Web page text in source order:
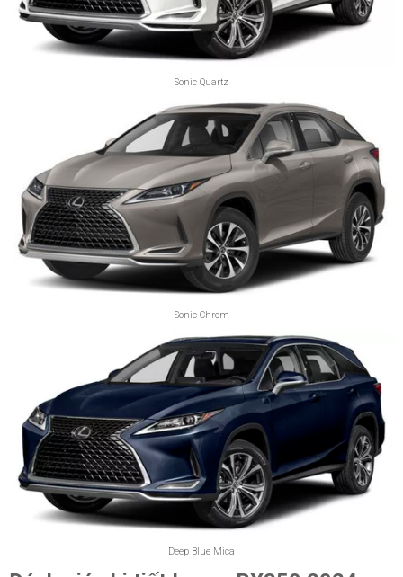
Sonic Quartz
Sonic Chrom
Deep Blue Mica